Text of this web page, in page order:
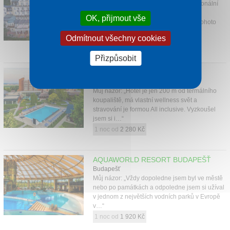
Můj názor: „Individuální přístup, profesionální
lázeňské a wellness služby a příjemné
ubytování jsou důvody proč se rád do tohoto
hotelu vracím. A…“
1 noc od1 550 Kč
Můj názor: „Hotel je jen 200 m od termálního
koupaliště, má vlastní wellness svět a
stravování je formou All inclusive. Vyzkoušel
jsem si i…“
1 noc od 2 280 Kč
AQUAWORLD RESORT BUDAPEŠŤ
Budapešť
Můj názor: „Vždy dopoledne jsem byl ve městě
nebo po památkách a odpoledne jsem si užíval
v jednom z největších vodních parků v Evropě
v…“
1 noc od 1 920 Kč
OK, přijmout vše
Odmítnout všechny cookies
Přizpůsobit